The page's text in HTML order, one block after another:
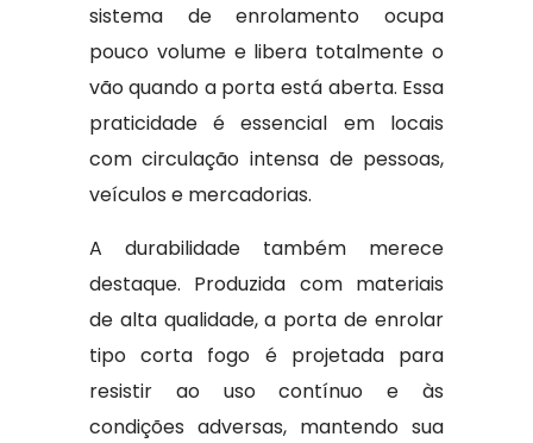
sistema de enrolamento ocupa
pouco volume e libera totalmente o
vão quando a porta está aberta. Essa
praticidade é essencial em locais
com circulação intensa de pessoas,
veículos e mercadorias.
A durabilidade também merece
destaque. Produzida com materiais
de alta qualidade, a porta de enrolar
tipo corta fogo é projetada para
resistir ao uso contínuo e às
condições adversas, mantendo sua